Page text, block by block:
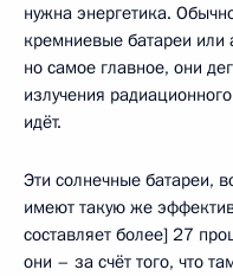
нужна энергетика.
кремниевые батареи или
но самое главное, они
излучения
идёт.
Эти солнечные батареи,
имеют такую же
составляет более] 27
они – за счёт того, что